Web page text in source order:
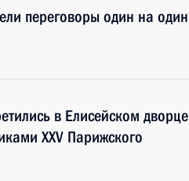
переговоры один на один
в Елисейском дворце
XXV Парижского